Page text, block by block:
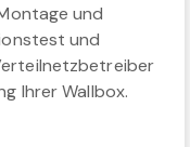
und
und
Ihrer Wallbox.